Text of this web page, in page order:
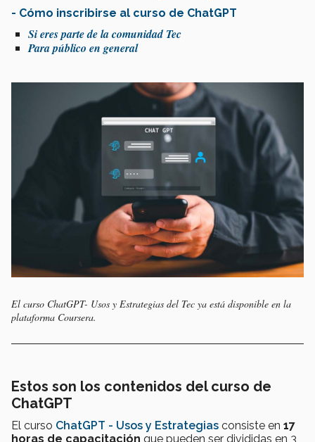
- Cómo inscribirse al curso de ChatGPT
Si eres parte de la comunidad Tec
Para público en general
El curso ChatGPT- Usos y Estrategias del Tec ya está disponible en la
plataforma Coursera.
Estos son los contenidos del curso de
ChatGPT
El curso ChatGPT - Usos y Estrategias consiste en 17
horas de capacitación que pueden ser divididas en 3